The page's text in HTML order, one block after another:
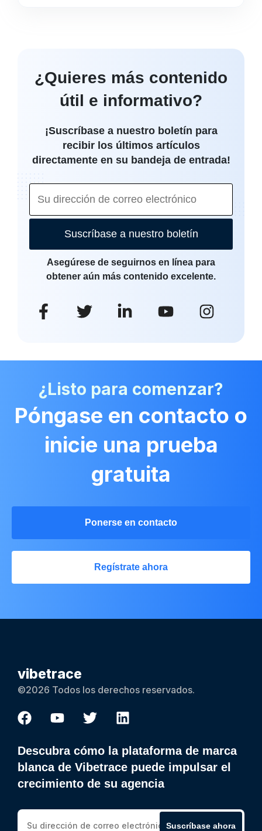
¿Quieres más contenido
útil e informativo?
¡Suscríbase a nuestro boletín para
recibir los últimos artículos
directamente en su bandeja de entrada!
Suscríbase a nuestro boletín
Asegúrese de seguirnos en línea para
obtener aún más contenido excelente.
¿Listo para comenzar?
Póngase en contacto o
inicie una prueba
gratuita
Ponerse en contacto
Regístrate ahora
vibetrace
©2026 Todos los derechos reservados.
Descubra cómo la plataforma de marca
blanca de Vibetrace puede impulsar el
crecimiento de su agencia
Suscríbase ahora